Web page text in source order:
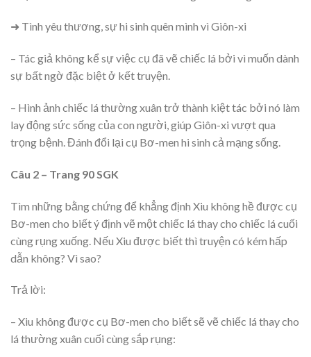
➜ Tình yêu thương, sự hi sinh quên mình vì Giôn-xi
– Tác giả không kể sự việc cụ đã vẽ chiếc lá bởi vì muốn dành
sự bất ngờ đặc biệt ở kết truyện.
– Hình ảnh chiếc lá thường xuân trở thành kiệt tác bởi nó làm
lay động sức sống của con người, giúp Giôn-xi vượt qua
trọng bệnh. Đánh đổi lại cụ Bơ-men hi sinh cả mạng sống.
Câu 2 – Trang 90 SGK
Tìm những bằng chứng để khẳng định Xiu không hề được cụ
Bơ-men cho biết ý định vẽ một chiếc lá thay cho chiếc lá cuối
cùng rụng xuống. Nếu Xiu được biết thì truyện có kém hấp
dẫn không? Vì sao?
Trả lời:
– Xiu không được cụ Bơ-men cho biết sẽ vẽ chiếc lá thay cho
lá thường xuân cuối cùng sắp rụng: